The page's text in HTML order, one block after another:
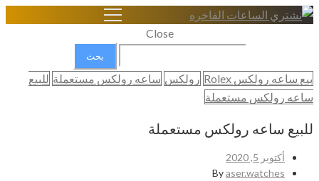
Close
عن:
بيع ساعه رولكس Rolex رولكس ساعه رولكس مستعملة للبيع
ساعه رولكس مستعملة
للبيع ساعه رولكس مستعملة
أكتوبر 5, 2020
Byaser.watches